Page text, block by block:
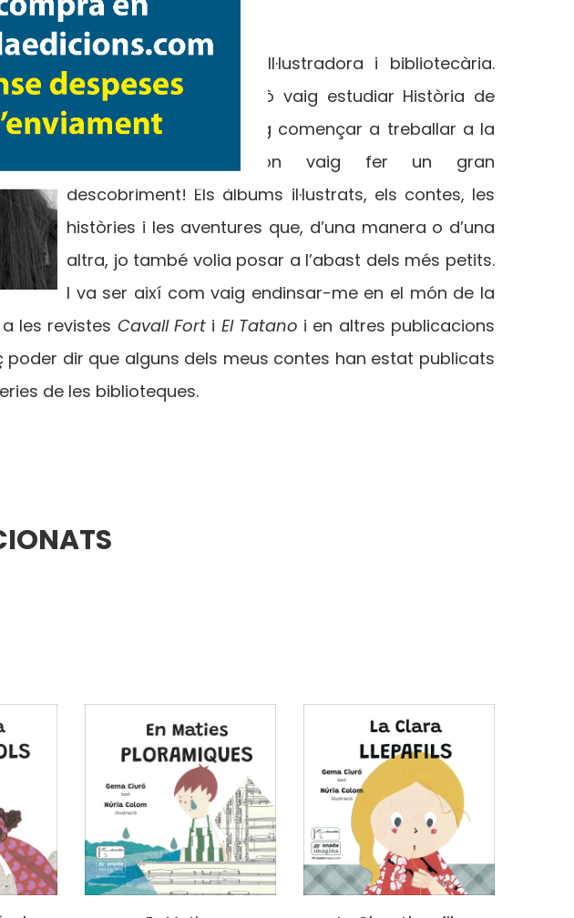
Núria Colom Canals.
Il·lustradora i bibliotecària.
M’encanta l’art! Per això vaig estudiar Història de
l’Art. Però aleshores vaig començar a treballar a la
biblioteca d’Olesa, on vaig fer un gran
descobriment! Els àlbums il·lustrats, els contes, les
històries i les aventures que, d’una manera o d’una
altra, jo també volia posar a l’abast dels més petits.
I va ser així com vaig endinsar-me en el món de la
a les revistes Cavall Fort i El Tatano i en altres publicacions
poder dir que alguns dels meus contes han estat publicats
de les biblioteques.